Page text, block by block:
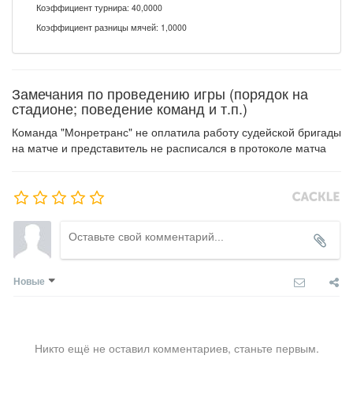
Коэффициент турнира: 40,0000
Коэффициент разницы мячей: 1,0000
Замечания по проведению игры (порядок на
стадионе; поведение команд и т.п.)
Команда "Монретранс" не оплатила работу судейской бригады
на матче и представитель не расписался в протоколе матча
Новые
Никто ещё не оставил комментариев, станьте первым.